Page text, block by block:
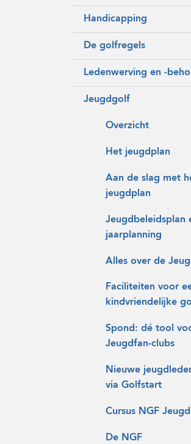
Handicapping
De golfregels
Ledenwerving en -
Jeugdgolf
Overzicht
Het jeugdplan
Aan de slag met
jeugdplan
Jeugdbeleidsplan
jaarplanning
Alles over de
Faciliteiten voor
kindvriendelijke
Spond: dé tool
Jeugdfan-clubs
Nieuwe
via Golfstart
Cursus NGF
De NGF